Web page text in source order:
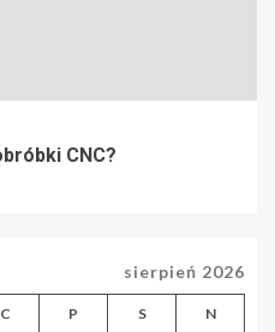
CNC?
sierpień 2026
C P S N